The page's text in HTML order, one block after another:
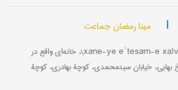
| مینا رمضان جماعت
اعتصام خلوت، خانه \xāne-ye eʾtesām-e xalvat\، خانه‌ای واقع در
بهایی، خیابان سیدمحمدی، کوچۀ بهادری، کوچۀ